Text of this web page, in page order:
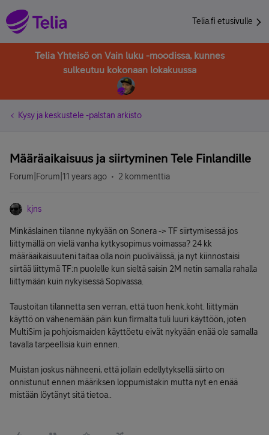
Telia.fi etusivulle
Telia Yhteisö on Vain luku -moodissa, kunnes
sulkeutuu kokonaan lokakuussa
Kysy ja keskustele -palstan arkisto
Määräaikaisuus ja siirtyminen Tele Finlandille
Forum|Forum|11 years ago 2 kommenttia
kjns
Minkäslainen tilanne nykyään on Sonera -> TF siirtymisessä jos
liittymällä on vielä vanha kytkysopimus voimassa? 24 kk
määräaikaisuuteni taitaa olla noin puolivälissä, ja nyt kiinnostaisi
siirtää liittymä TF:n puolelle kun sieltä saisin 2M netin samalla rahalla
liittymään kuin nykyisessä Sopivassa.
Taustoitan tilannetta sen verran, että tuon henk.koht. liittymän
käyttö on vähenemään päin kun firmalta tuli luuri käyttöön, joten
MultiSim ja pohjoismaiden käyttöetu eivät nykyään enää ole samalla
tavalla tarpeellisia kuin ennen.
Muistan joskus nähneeni, että jollain edellytyksellä siirto on
onnistunut ennen määriksen loppumistakin mutta nyt en enää
mistään löytänyt sitä tietoa..